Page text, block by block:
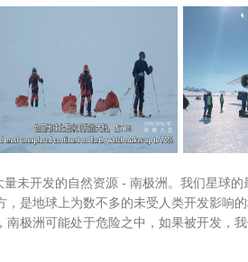
未开发的自然资源 - 南极洲。我们星球
是地球上为数不多的未受人类开发影响
极洲可能处于危险之中，如果被开发，